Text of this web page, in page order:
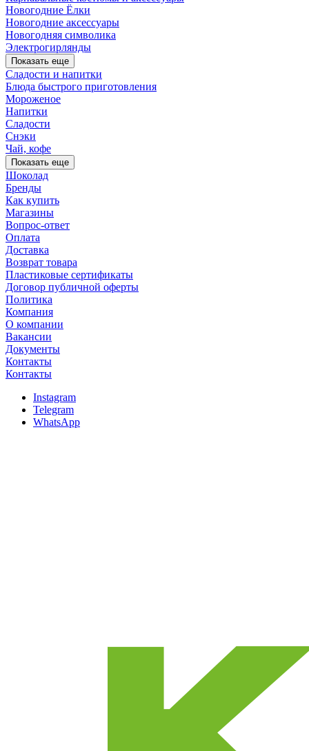
Новогодние Ёлки
Новогодние аксессуары
Новогодняя символика
Электрогирлянды
Показать еще
Сладости и напитки
Блюда быстрого приготовления
Мороженое
Напитки
Сладости
Снэки
Чай, кофе
Показать еще
Шоколад
Бренды
Как купить
Магазины
Вопрос-ответ
Оплата
Доставка
Возврат товара
Пластиковые сертификаты
Договор публичной оферты
Политика
Компания
О компании
Вакансии
Документы
Контакты
Контакты
Instagram
Telegram
WhatsApp